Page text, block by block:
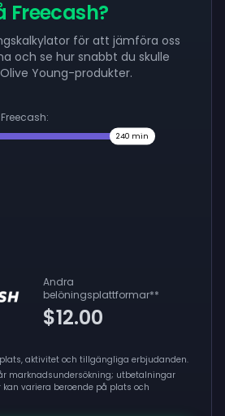
Freecash?
för att jämföra oss
och se hur snabbt du skulle
Young-produkter.
240 min
Andra
belöningsplattformar**
$12.00
aktivitet och tillgängliga erbjudanden.
marknadsundersökning; utbetalningar
variera beroende på plats och